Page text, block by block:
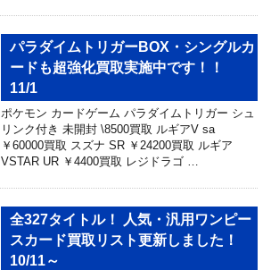
パラダイムトリガーBOX・シングルカ
ードも超強化買取実施中です！！
11/1
ポケモン カードゲーム パラダイムトリガー シュ
リンク付き 未開封 \8500買取 ルギアV sa
￥60000買取 スズナ SR ￥24200買取 ルギア
VSTAR UR ￥4400買取 レジドラゴ …
全327タイトル！ 人気・汎用ワンピー
スカード買取リスト更新しました！
10/11～